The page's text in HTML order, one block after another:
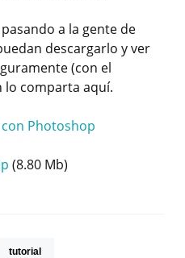
a la gente de
descargarlo y ver
(con el
lo comparta aquí.
Photoshop
(8.80 Mb)
tutorial